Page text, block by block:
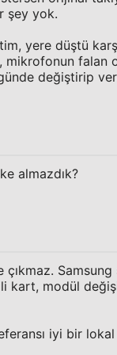
şey yok.
yere düştü
falan
değiştirip
almazdık?
kart, modül
iyi bir